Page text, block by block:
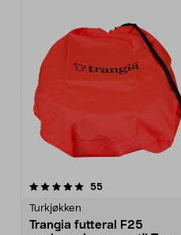
55anmeldelser
Turkjøkken
Trangia futteral F25
4.5av 5 stjerner